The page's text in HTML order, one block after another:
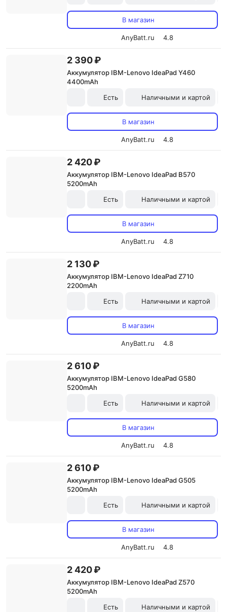
В магазин
AnyBatt.ru 4.8
2 390 ₽
Аккумулятор IBM-Lenovo IdeaPad Y460
4400mAh
Есть
Наличными и картой
В магазин
AnyBatt.ru 4.8
2 420 ₽
Аккумулятор IBM-Lenovo IdeaPad B570
5200mAh
Есть
Наличными и картой
В магазин
AnyBatt.ru 4.8
2 130 ₽
Аккумулятор IBM-Lenovo IdeaPad Z710
2200mAh
Есть
Наличными и картой
В магазин
AnyBatt.ru 4.8
2 610 ₽
Аккумулятор IBM-Lenovo IdeaPad G580
5200mAh
Есть
Наличными и картой
В магазин
AnyBatt.ru 4.8
2 610 ₽
Аккумулятор IBM-Lenovo IdeaPad G505
5200mAh
Есть
Наличными и картой
В магазин
AnyBatt.ru 4.8
2 420 ₽
Аккумулятор IBM-Lenovo IdeaPad Z570
5200mAh
Есть
Наличными и картой